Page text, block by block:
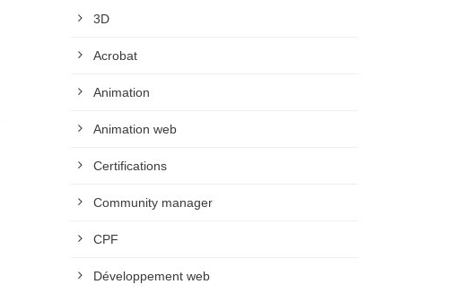
3D
Acrobat
Animation
Animation web
Certifications
Community manager
CPF
Développement web